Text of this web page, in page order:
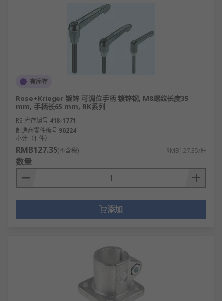
能源电力领域：构建发电站、输电线路、变电
站的结构体系，确保电力稳定生产与高效供
品的结构规划，平衡产品功能、成本与使用寿
命。
结构体系有哪些用途？
结构体系和扶手可用于建造和设计生产装配线，例如
机器防护， 并且有助于搭建各种框架。
管道和管料设计用于建立辅助结构，在执行项目时可
高效、方便地组装。 我们提供各种尺寸和样式的管道
包括：
连接组件 ，其中分为不同材质、 颜
有库存
Rose+Krieger 镀锌 可调位手柄 镀锌钢, M8螺纹长度35
mm, 手柄长65 mm, RK系列
RS 库存编号 418-1771
制造商零件编号 90224
小计（1 件）
RMB127.35(不含税) RMB127.35/件
数量
添加